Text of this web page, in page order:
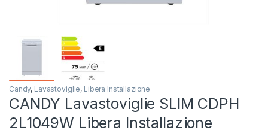
Candy, Lavastoviglie, Libera Installazione
CANDY Lavastoviglie SLIM CDPH
2L1049W Libera Installazione